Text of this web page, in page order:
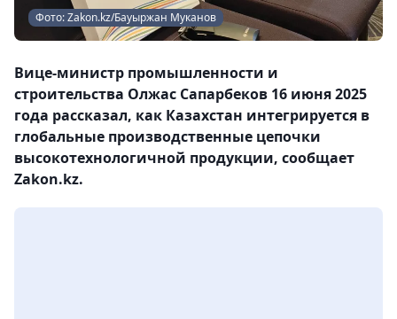
Фото: Zakon.kz/Бауыржан Муканов
Вице-министр промышленности и
строительства Олжас Сапарбеков 16 июня 2025
года рассказал, как Казахстан интегрируется в
глобальные производственные цепочки
высокотехнологичной продукции, сообщает
Zakon.kz.